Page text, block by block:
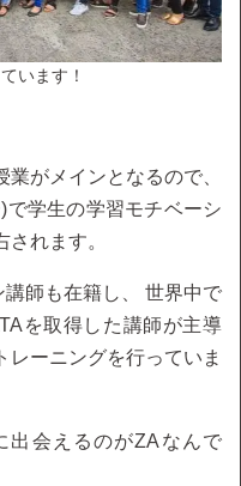
います！
がメインとなるので、
学生の学習モチベーシ
れます。
師も在籍し、 世界中で
を取得した講師が主導
ーニングを行っていま
出会えるのがZAなんで